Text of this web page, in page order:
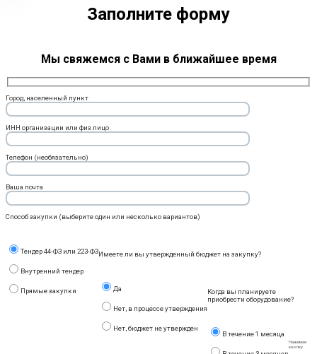
Заполните форму
Мы свяжемся с Вами в ближайшее время
Город, населенный пункт
ИНН организации или физ лицо
Телефон (необязательно)
Ваша почта
Способ закупки (выберите один или несколько вариантов)
Тендер 44-ФЗ или 223-ФЗ
Внутренний тендер
Прямые закупки
Имеете ли вы утвержденный бюджет на закупку?
Да
Нет, в процессе утверждения
Нет, бюджет не утвержден
Когда вы планируете
приобрести оборудование?
В течение 1 месяца
Нажимая
кнопку